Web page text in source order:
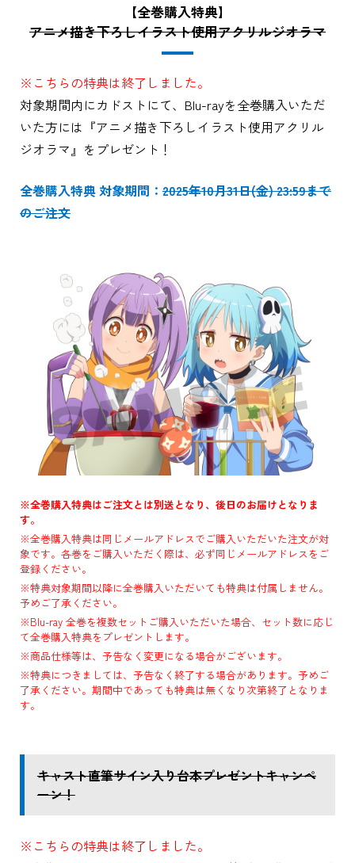
【全巻購入特典】
アニメ描き下ろしイラスト使用アクリルジオラマ
※こちらの特典は終了しました。
対象期間内にカドストにて、Blu-rayを全巻購入いただ
いた方には『アニメ描き下ろしイラスト使用アクリル
ジオラマ』をプレゼント！
全巻購入特典 対象期間： 2025年10月31日(金) 23:59まで
のご注文
※全巻購入特典はご注文とは別送となり、後日のお届けとなりま
す。
※全巻購入特典は同じメールアドレスでご購入いただいた注文が対
象です。各巻をご購入いただく際は、必ず同じメールアドレスをご
登録ください。
※特典対象期間以降に全巻購入いただいても特典は付属しません。
予めご了承ください。
※Blu-ray 全巻を複数セットご購入いただいた場合、セット数に応じ
て全巻購入特典をプレゼントします。
※商品仕様等は、予告なく変更になる場合がございます。
※特典につきましては、予告なく終了する場合があります。予めご
了承ください。期間中であっても特典は無くなり次第終了となりま
す。
キャスト直筆サイン入り台本プレゼントキャンペ
ーン！
※こちらの特典は終了しました。